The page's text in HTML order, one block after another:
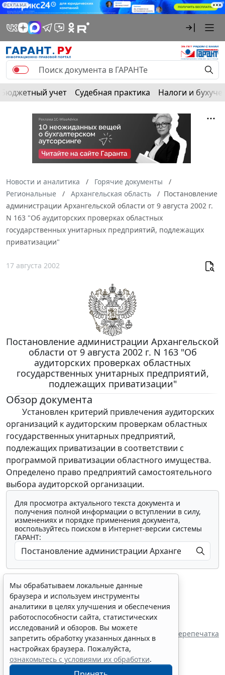
РЕКЛАМА
Бюджетный учет Судебная практика Налоги и
Новости и аналитика
Горячие документы
Региональные
Архангельская область
Постановление
администрации Архангельской области от 9 августа 2002 г.
N 163 "Об аудиторских проверках областных
государственных унитарных предприятий, подлежащих
приватизации"
17 августа 2002
Постановление администрации Архангельской
области от 9 августа 2002 г. N 163 "Об
аудиторских проверках областных
государственных унитарных предприятий,
подлежащих приватизации"
Обзор документа
Установлен критерий привлечения аудиторских
организаций к аудиторским проверкам областных
государственных унитарных предприятий,
подлежащих приватизации в соответствии с
программой приватизации областного имущества.
Определено право предприятий самостоятельного
выбора аудиторской организации.
Для просмотра актуального текста документа и
получения полной информации о вступлении в силу,
изменениях и порядке применения документа,
воспользуйтесь поиском в Интернет-версии системы
ГАРАНТ:
Показать все материалы
Перепечатка
Мы обрабатываем локальные данные
браузера и используем инструменты
аналитики в целях улучшения и обеспечения
работоспособности сайта, статистических
исследований и обзоров. Вы можете
запретить обработку указанных данных в
настройках браузера. Пожалуйста,
ознакомьтесь с условиями их обработки.